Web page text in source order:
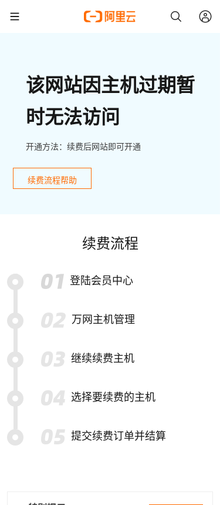
该网站因主机过期暂
时无法访问
开通方法：续费后网站即可开通
续费流程帮助
续费流程
登陆会员中心
万网主机管理
继续续费主机
选择要续费的主机
提交续费订单并结算